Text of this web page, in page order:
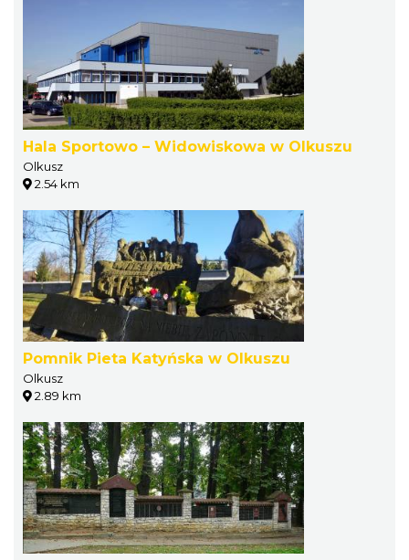
Hala Sportowo – Widowiskowa w Olkuszu
Olkusz
2.54 km
Pomnik Pieta Katyńska w Olkuszu
Olkusz
2.89 km